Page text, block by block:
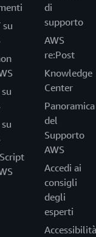
su
di
supporto
AWS
re:Post
Knowledge
Center
Panoramica
del
Supporto
AWS
Accedi ai
consigli
degli
esperti
Accessibilità